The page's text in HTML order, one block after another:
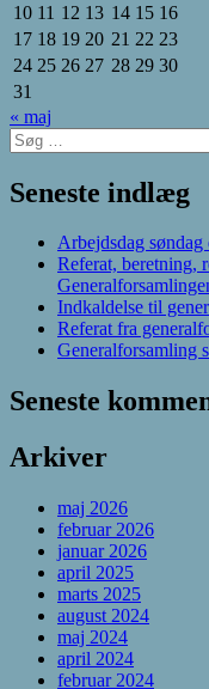
10 11 12 13 14 15 16
17 18 19 20 21 22 23
24 25 26 27 28 29 30
31
« maj
Søg
efter:
Seneste indlæg
Arbejdsdag
Referat, beretning,
Indkaldelse til
Referat fra
Generalforsamling
Seneste
Arkiver
maj 2026
februar 2026
januar 2026
april 2025
marts 2025
august 2024
maj 2024
april 2024
februar 2024